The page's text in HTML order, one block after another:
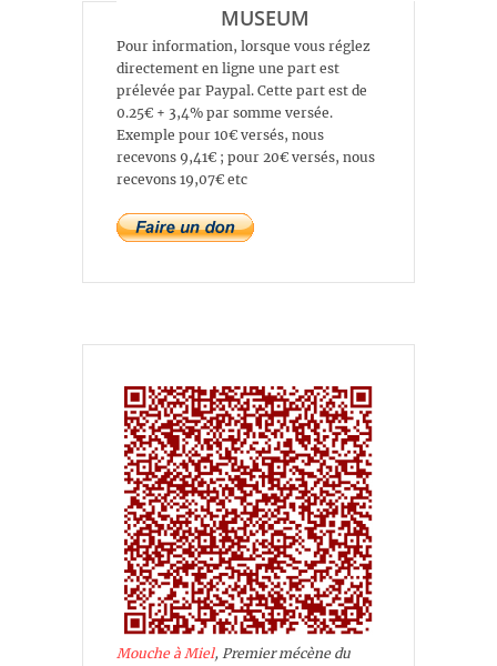
MUSEUM
Pour information, lorsque vous réglez
directement en ligne une part est
prélevée par Paypal. Cette part est de
0.25€ + 3,4% par somme versée.
Exemple pour 10€ versés, nous
recevons 9,41€ ; pour 20€ versés, nous
recevons 19,07€ etc
Mouche à Miel, Premier mécène du